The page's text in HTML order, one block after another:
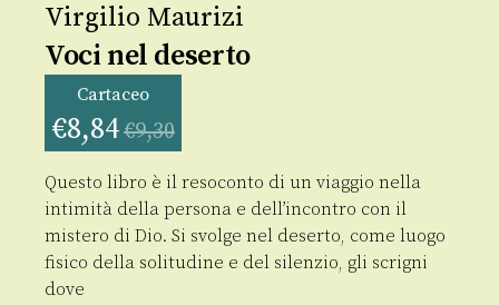
Virgilio Maurizi
Voci nel deserto
Cartaceo
€8,84€9,30
Questo libro è il resoconto di un viaggio nella
intimità della persona e dell’incontro con il
mistero di Dio. Si svolge nel deserto, come luogo
fisico della solitudine e del silenzio, gli scrigni
dove